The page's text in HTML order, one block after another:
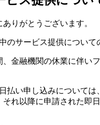
りがとうございます。
のサービス提供について
金融機関の休業に伴い
払い申し込みについて
れ以降に申請された即